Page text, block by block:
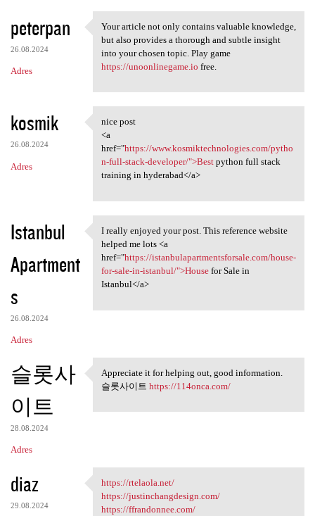
peterpan
26.08.2024
Adres
Your article not only
Your article not only contains valuable knowledge,
but also provides a thorough and subtle insight
into your chosen topic. Play game
https://unoonlinegame.io free.
kosmik
26.08.2024
Adres
nice post
nice post
<a
href="https://www.kosmiktechnologies.com/pytho
n-full-stack-developer/">Bestpython full stack
training in hyderabad</a>
Istanbul
Apartment
s
26.08.2024
Adres
I really enjoyed your post.
I really enjoyed your post. This reference website
helped me lots <a
href="https://istanbulapartmentsforsale.com/house-
for-sale-in-istanbul/">Housefor Sale in
Istanbul</a>
슬롯사
이트
28.08.2024
Adres
Appreciate it for helping out
Appreciate it for helping out, good information.
슬롯사이트 https://114onca.com/
diaz
29.08.2024
https://rtelaola.net/
https://rtelaola.net/
https://justinchangdesign.com/
https://ffrandonnee.com/